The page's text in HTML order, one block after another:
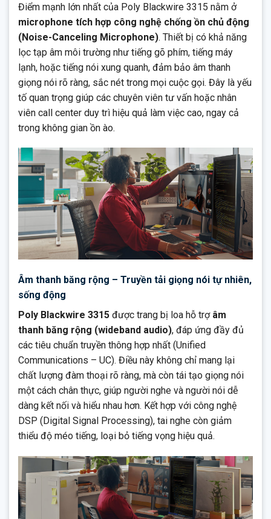
Điểm mạnh lớn nhất của Poly Blackwire 3315 nằm ở
microphone tích hợp công nghệ chống ồn chủ động
(Noise-Canceling Microphone). Thiết bị có khả năng
lọc tạp âm môi trường như tiếng gõ phím, tiếng máy
lạnh, hoặc tiếng nói xung quanh, đảm bảo âm thanh
giọng nói rõ ràng, sắc nét trong mọi cuộc gọi. Đây là yếu
tố quan trọng giúp các chuyên viên tư vấn hoặc nhân
viên call center duy trì hiệu quả làm việc cao, ngay cả
trong không gian ồn ào.
Âm thanh băng rộng – Truyền tải giọng nói tự nhiên,
sống động
Poly Blackwire 3315 được trang bị loa hỗ trợ âm
thanh băng rộng (wideband audio), đáp ứng đầy đủ
các tiêu chuẩn truyền thông hợp nhất (Unified
Communications – UC). Điều này không chỉ mang lại
chất lượng đàm thoại rõ ràng, mà còn tái tạo giọng nói
một cách chân thực, giúp người nghe và người nói dễ
dàng kết nối và hiểu nhau hơn. Kết hợp với công nghệ
DSP (Digital Signal Processing), tai nghe còn giảm
thiểu độ méo tiếng, loại bỏ tiếng vọng hiệu quả.